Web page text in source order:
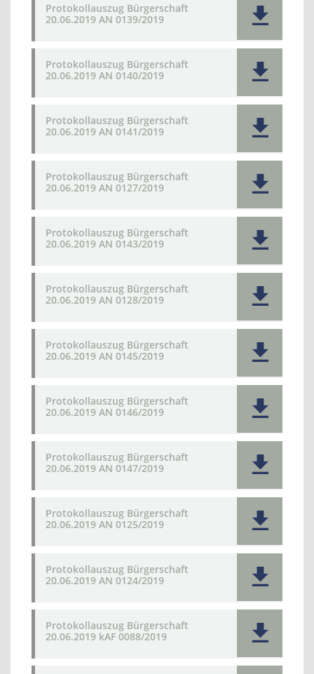
Protokollauszug Bürgerschaft
20.06.2019 AN 0139/2019
Protokollauszug Bürgerschaft
20.06.2019 AN 0140/2019
Protokollauszug Bürgerschaft
20.06.2019 AN 0141/2019
Protokollauszug Bürgerschaft
20.06.2019 AN 0127/2019
Protokollauszug Bürgerschaft
20.06.2019 AN 0143/2019
Protokollauszug Bürgerschaft
20.06.2019 AN 0128/2019
Protokollauszug Bürgerschaft
20.06.2019 AN 0145/2019
Protokollauszug Bürgerschaft
20.06.2019 AN 0146/2019
Protokollauszug Bürgerschaft
20.06.2019 AN 0147/2019
Protokollauszug Bürgerschaft
20.06.2019 AN 0125/2019
Protokollauszug Bürgerschaft
20.06.2019 AN 0124/2019
Protokollauszug Bürgerschaft
20.06.2019 kAF 0088/2019